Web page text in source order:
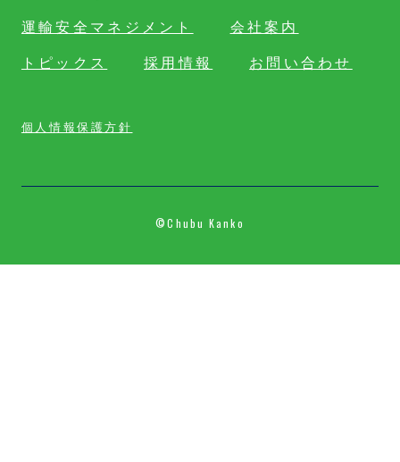
運輸安全マネジメント 会社案内
トピックス 採用情報 お問い合わせ
個人情報保護方針
©Chubu Kanko